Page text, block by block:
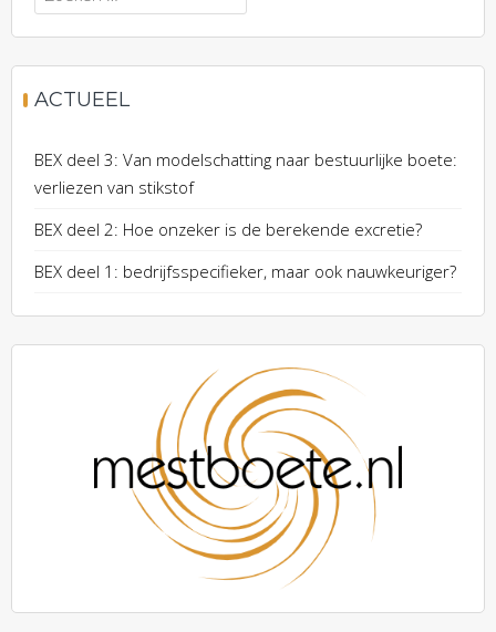
naar:
ACTUEEL
BEX deel 3: Van modelschatting naar bestuurlijke boete:
verliezen van stikstof
BEX deel 2: Hoe onzeker is de berekende excretie?
BEX deel 1: bedrijfsspecifieker, maar ook nauwkeuriger?